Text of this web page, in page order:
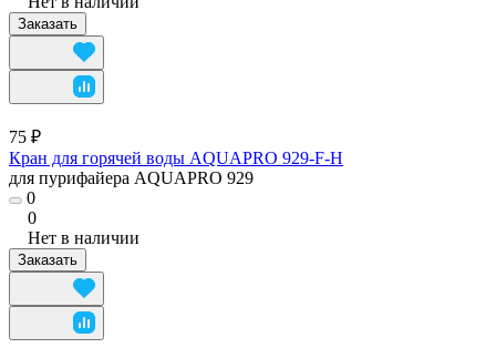
Заказать
75 ₽
Кран для горячей воды AQUAPRO 929-F-H
для пурифайера AQUAPRO 929
0
0
Нет в наличии
Заказать